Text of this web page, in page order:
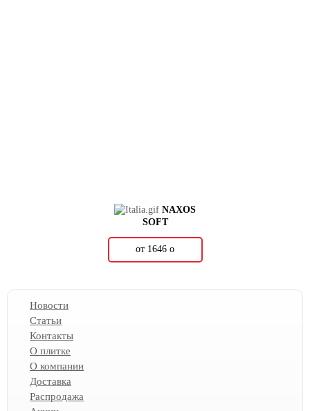
NAXOS
SOFT
от 1646 о
Новости
Статьи
Контакты
О плитке
О компании
Доставка
Распродажа